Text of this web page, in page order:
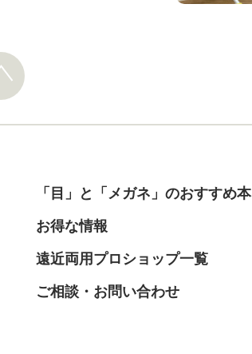
「目」と「メガネ」のおすすめ本
お得な情報
遠近両用プロショップ一覧
ご相談・お問い合わせ